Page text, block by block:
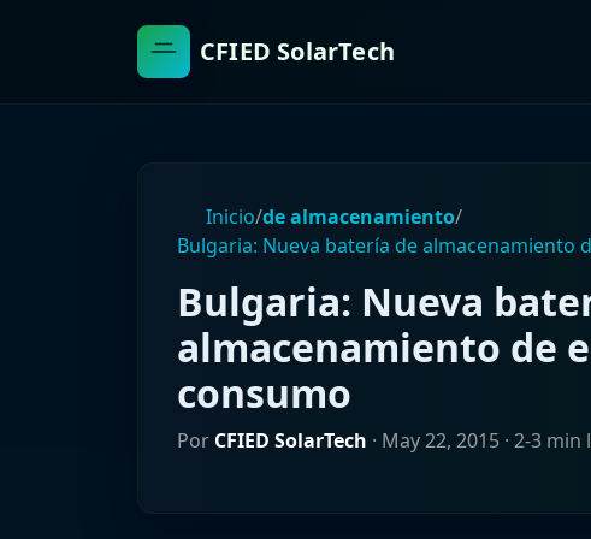
CFIED SolarTech
Inicio/de almacenamiento/
Bulgaria: Nueva batería de almacenamiento
Bulgaria: Nueva
almacenamiento de
consumo
Por CFIED SolarTech · May 22, 2015 · 2-3